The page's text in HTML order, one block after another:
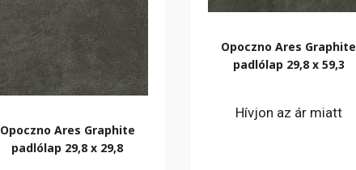
Opoczno Ares Graphite
padlólap 29,8 x 29,8
Opoczno Ares Graphite
padlólap 29,8 x 59,3
Hívjon az ár miatt